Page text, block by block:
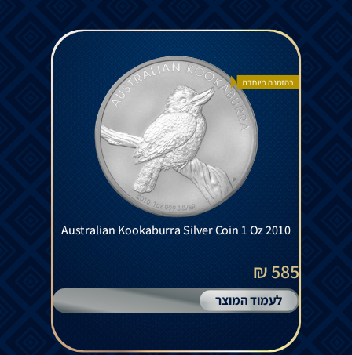
בהזמנה מיוחדת
Australian Kookaburra Silver Coin 1 Oz 2010
585 ₪
לעמוד המוצר